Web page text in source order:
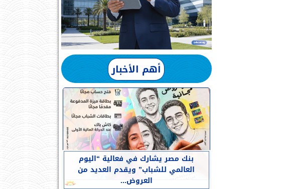
أهم الأخبار
بنك مصر يشارك في فعالية “اليوم
العالمي للشباب” ويقدم العديد من
العروض...